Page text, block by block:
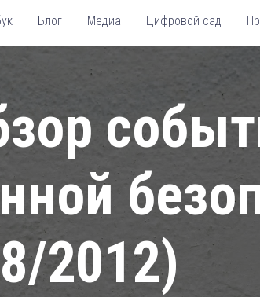
Блог Медиа Цифровой сад
2012)